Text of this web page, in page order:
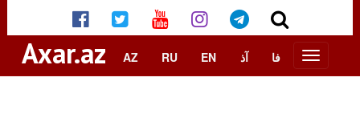
Axar.az AZ RU EN آذ فا